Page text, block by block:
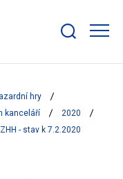
bar
hry
kanceláří
2020
- stav k 7.2.2020